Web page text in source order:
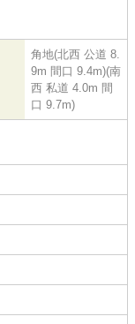
角地(北西 公道 8.
9m 間口 9.4m)(南
西 私道 4.0m 間
口 9.7m)